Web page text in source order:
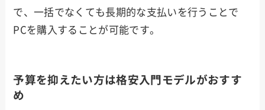
で、一括でなくても長期的な支払いを行うことで
PCを購入することが可能です。
予算を抑えたい方は格安入門モデルがおすす
め